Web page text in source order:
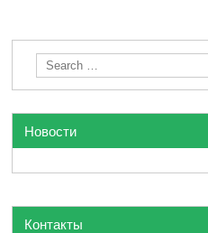
Новости
Контакты